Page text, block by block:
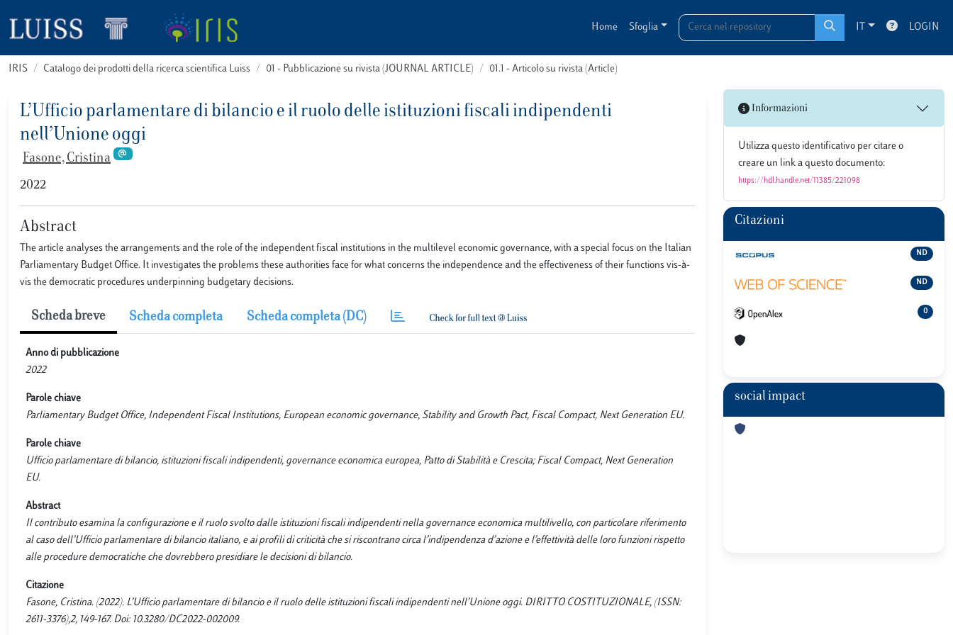
Home Sfoglia IT LOGIN
IRIS Catalogo dei prodotti della ricerca scientifica Luiss 01 - Pubblicazione su rivista (JOURNAL ARTICLE) 01.1 - Articolo su rivista (Article)
L’Ufficio parlamentare di bilancio e il ruolo delle istituzioni fiscali indipendenti
nell’Unione oggi
Fasone, Cristina
2022
Abstract
The article analyses the arrangements and the role of the independent fiscal institutions in the multilevel economic governance, with a special focus on the Italian
Parliamentary Budget Office. It investigates the problems these authorities face for what concerns the independence and the effectiveness of their functions vis-à-
vis the democratic procedures underpinning budgetary decisions.
Scheda breve Scheda completa Scheda completa (DC)
Anno di pubblicazione
2022
Parole chiave
Parliamentary Budget Office, Independent Fiscal Institutions, European economic governance, Stability and Growth Pact, Fiscal Compact, Next Generation EU.
Parole chiave
Ufficio parlamentare di bilancio, istituzioni fiscali indipendenti, governance economica europea, Patto di Stabilità e Crescita; Fiscal Compact, Next Generation
EU.
Abstract
Il contributo esamina la configurazione e il ruolo svolto dalle istituzioni fiscali indipendenti nella governance economica multilivello, con particolare riferimento
al caso dell’Ufficio parlamentare di bilancio italiano, e ai profili di criticità che si riscontrano circa l’indipendenza d’azione e l’effettività delle loro funzioni rispetto
alle procedure democratiche che dovrebbero presidiare le decisioni di bilancio.
Citazione
Fasone, Cristina. (2022). L’Ufficio parlamentare di bilancio e il ruolo delle istituzioni fiscali indipendenti nell’Unione oggi. DIRITTO COSTITUZIONALE, (ISSN:
2611-3376),2, 149-167. Doi: 10.3280/DC2022-002009.
Informazioni
Utilizza questo identificativo per citare o
creare un link a questo documento:
https://hdl.handle.net/11385/221098
Citazioni
ND
ND
0
social impact